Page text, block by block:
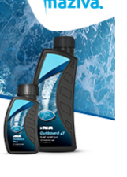
od 85 kw
kW